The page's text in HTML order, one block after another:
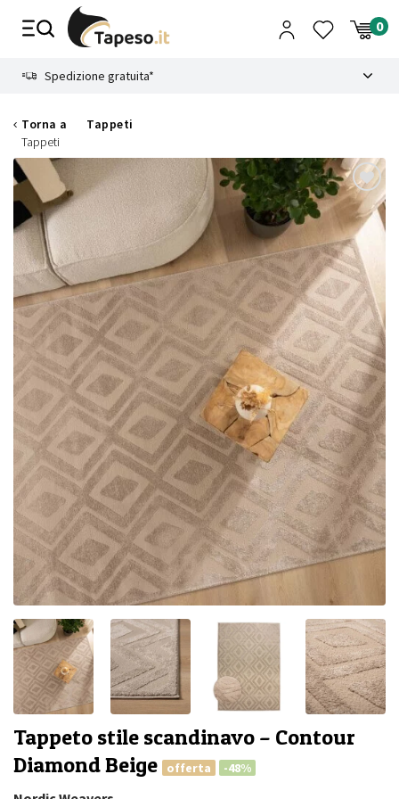
Spedizione gratuita*
Torna a
Tappeti
Tappeti
Tappeto stile scandinavo – Contour
Diamond Beige
offerta -48%